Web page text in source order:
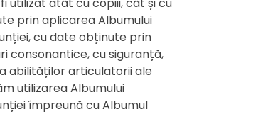
prin aplicarea Albumului
cu date obținute prin
consonantice, cu siguranță,
abilităților articulatorii ale
utilizarea Albumului
împreună cu Albumul